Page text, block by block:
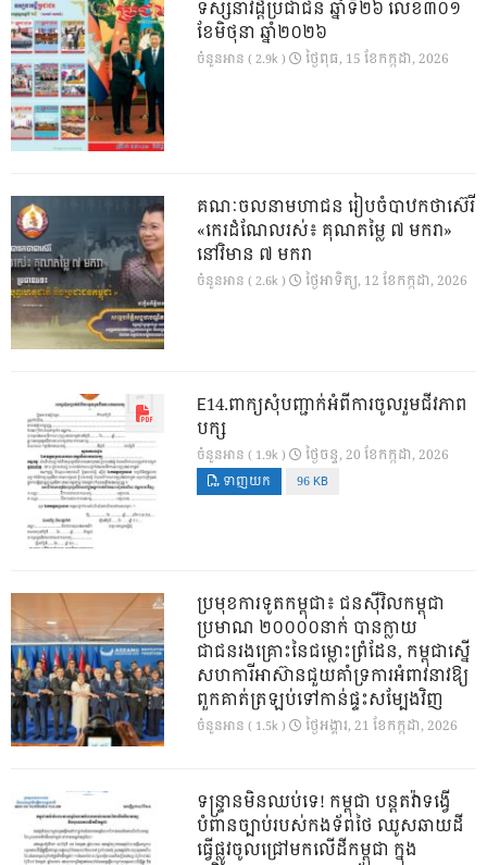
ទស្សនាវដ្ដីប្រជាជន ឆ្នាំទី២៦ លេខ៣០១
ខែមិថុនា ឆ្នាំ២០២៦
ចំនួនអាន ( 2.9k ) ថ្ងៃ​ពុធ, 15 ខែ​កក្កដា, 2026
គណៈចលនាមហាជន រៀបចំបាឋកថាស៊េរី
«កេរដំណែលរស់៖ គុណតម្លៃ ៧ មករា»
នៅវិមាន ៧ មករា
ចំនួនអាន ( 2.6k ) ថ្ងៃ​អាទិត្យ, 12 ខែ​កក្កដា, 2026
E14.ពាក្យសុំបញ្ជាក់អំពីការចូលរួមជីវភាព
បក្ស
ចំនួនអាន ( 1.9k ) ថ្ងៃ​ចន្ទ, 20 ខែ​កក្កដា, 2026
ទាញយក 96 KB
ប្រមុខការទូតកម្ពុជា៖ ជនស៊ីវិលកម្ពុជា
ប្រមាណ ២០០០០នាក់ បានក្លាយ
ជាជនរងគ្រោះនៃជម្លោះព្រំដែន, កម្ពុជាស្នើ
សហការីអាស៊ានជួយគាំទ្រការអំពាវនាវឱ្យ
ពួកគាត់ត្រឡប់ទៅកាន់ផ្ទះសម្បែងវិញ
ចំនួនអាន ( 1.5k ) ថ្ងៃ​អង្គារ, 21 ខែ​កក្កដា, 2026
ទន្ទ្រានមិនឈប់ទេ! កម្ពុជា បន្តតវ៉ាទង្វើ
បំពានច្បាប់របស់កងទ័ពថៃ ឈូសឆាយដី
ធ្វើផ្លូវចូលជ្រៅមកលើដីកម្ពុជា ក្នុង